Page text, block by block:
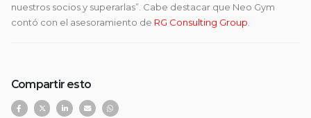
nuestros socios y superarlas”. Cabe destacar que Neo Gym
contó con el asesoramiento de RG Consulting Group
Compartir esto